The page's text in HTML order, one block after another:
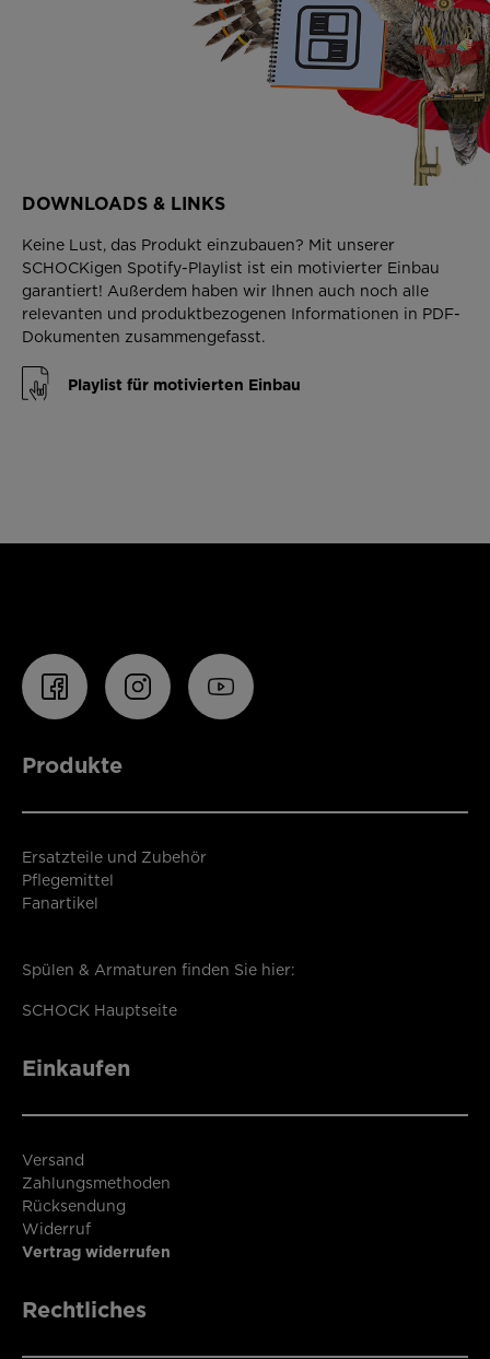
DOWNLOADS & LINKS
Keine Lust, das Produkt einzubauen? Mit unserer
SCHOCKigen Spotify-Playlist ist ein motivierter Einbau
garantiert! Außerdem haben wir Ihnen auch noch alle
relevanten und produktbezogenen Informationen in PDF-
Dokumenten zusammengefasst.
Playlist für motivierten Einbau
Produkte
Ersatzteile und Zubehör
Pflegemittel
Fanartikel
Spülen & Armaturen finden Sie hier:
SCHOCK Hauptseite
Einkaufen
Versand
Zahlungsmethoden
Rücksendung
Widerruf
Vertrag widerrufen
Rechtliches